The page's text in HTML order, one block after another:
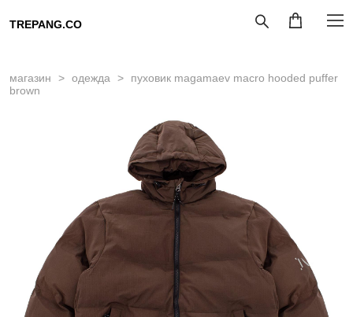
TREPANG.CO
магазин > одежда >
пуховик magamaev macro hooded puffer
brown